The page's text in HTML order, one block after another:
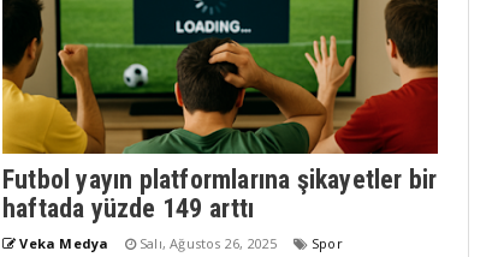
Futbol yayın platformlarına şikayetler bir
haftada yüzde 149 arttı
Veka Medya Salı, Ağustos 26, 2025 Spor